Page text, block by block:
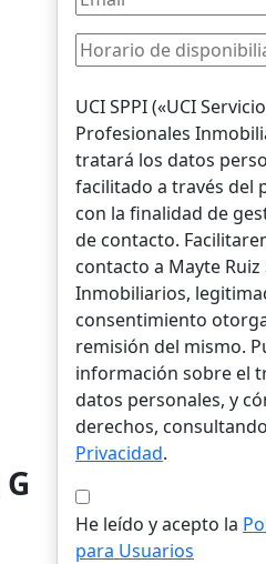
G
UCI SPPI («UCI
Profesionales
tratará los datos
facilitado a través del
con la finalidad de
de contacto.
contacto a Mayte Ruiz
Inmobiliarios,
consentimiento
remisión del mismo.
información sobre el
datos personales, y
derechos,
Privacidad.
He leído y acepto la
para Usuarios